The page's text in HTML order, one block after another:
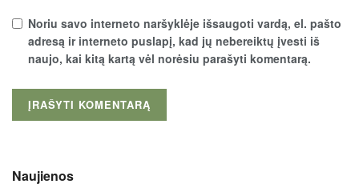
Noriu savo interneto naršyklėje išsaugoti vardą, el. pašto
adresą ir interneto puslapį, kad jų nebereiktų įvesti iš
naujo, kai kitą kartą vėl norėsiu parašyti komentarą.
Naujienos